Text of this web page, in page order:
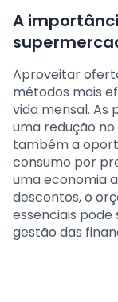
A
Aproveitar
métodos mais
vida mensal. As
uma redução
também a
consumo por
uma economia
descontos, o
essenciais
gestão das